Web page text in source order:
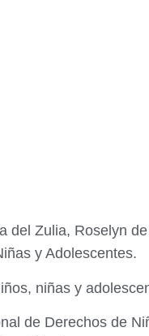
del Zulia, Roselyn
y Adolescentes.
niñas y
de Derechos de